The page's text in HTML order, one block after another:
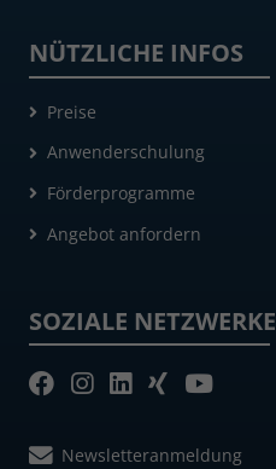
NÜTZLICHE INFOS
Preise
Anwenderschulung
Förderprogramme
Angebot anfordern
SOZIALE NETZWERKE
Newsletteranmeldung